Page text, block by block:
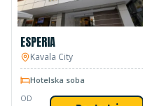
ESPERIA
Kavala City
Hotelska soba
OD